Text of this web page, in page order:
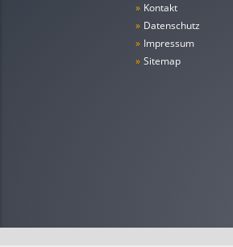
» Kontakt
» Datenschutz
» Impressum
» Sitemap